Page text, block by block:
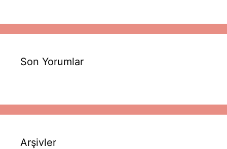
Son Yorumlar
Arşivler